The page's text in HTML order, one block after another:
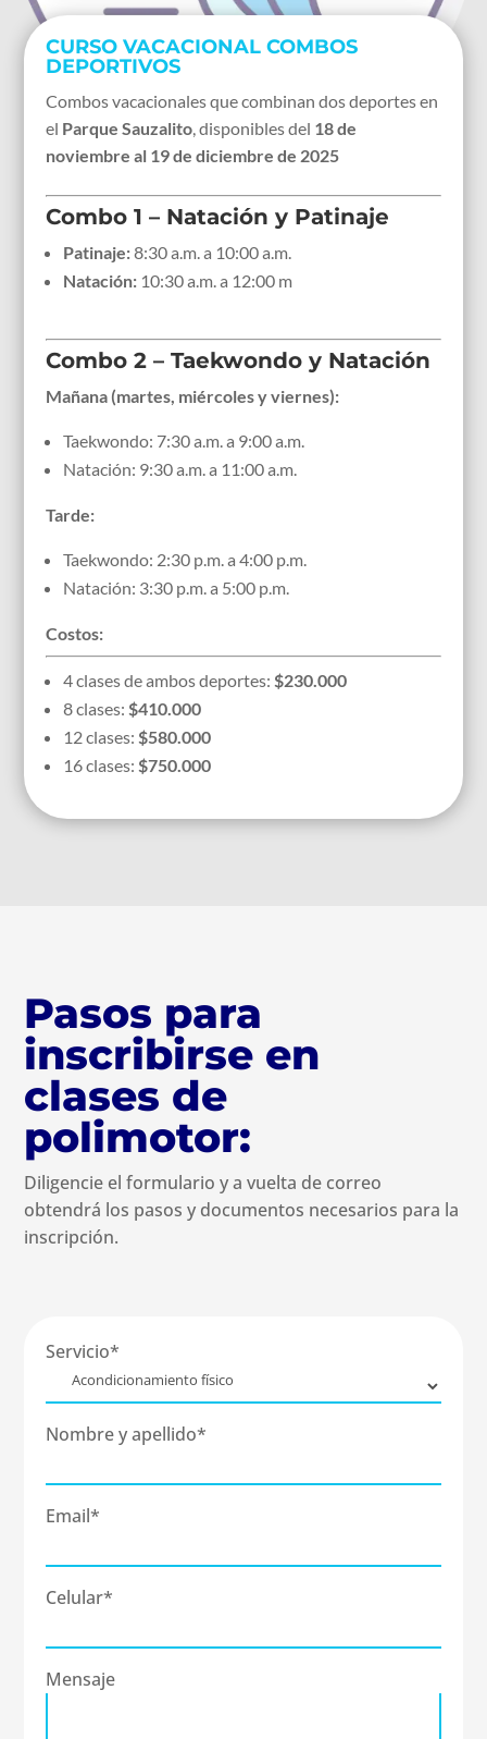
CURSO VACACIONAL COMBOS
DEPORTIVOS
Combos vacacionales que combinan dos deportes en
el Parque Sauzalito , disponibles del 18 de
noviembre al 19 de diciembre de 2025
Combo 1 – Natación y Patinaje
Patinaje:8:30 a.m. a 10:00 a.m.
Natación: 10:30 a.m. a 12:00 m
Combo 2 – Taekwondo y Natación
Mañana (martes, miércoles y viernes):
Taekwondo: 7:30 a.m. a 9:00 a.m.
Natación: 9:30 a.m. a 11:00 a.m.
Tarde:
Taekwondo: 2:30 p.m. a 4:00 p.m.
Natación: 3:30 p.m. a 5:00 p.m.
Costos:
4 clases de ambos deportes: $230.000
8 clases: $410.000
12 clases: $580.000
16 clases: $750.000
Pasos para
inscribirse en
clases de
polimotor:
Diligencie el formulario y a vuelta de correo
obtendrá los pasos y documentos necesarios para la
inscripción.
Servicio*
Nombre y apellido*
Email*
Celular*
Mensaje